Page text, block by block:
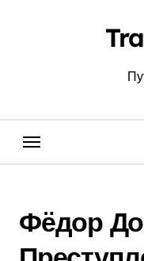
Фёдор